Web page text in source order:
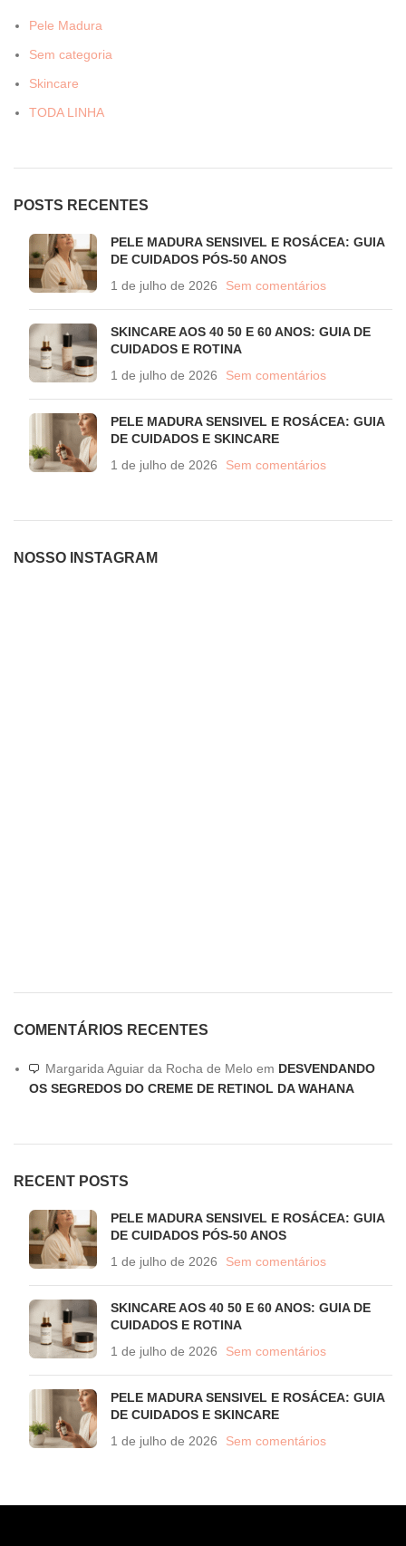
Pele Madura
Sem categoria
Skincare
TODA LINHA
POSTS RECENTES
PELE MADURA SENSIVEL E ROSÁCEA: GUIA
DE CUIDADOS PÓS-50 ANOS
1 de julho de 2026
Sem comentários
SKINCARE AOS 40 50 E 60 ANOS: GUIA DE
CUIDADOS E ROTINA
1 de julho de 2026
Sem comentários
PELE MADURA SENSIVEL E ROSÁCEA: GUIA
DE CUIDADOS E SKINCARE
1 de julho de 2026
Sem comentários
NOSSO INSTAGRAM
COMENTÁRIOS RECENTES
Margarida Aguiar da Rocha de Melo em DESVENDANDO
OS SEGREDOS DO CREME DE RETINOL DA WAHANA
RECENT POSTS
PELE MADURA SENSIVEL E ROSÁCEA: GUIA
DE CUIDADOS PÓS-50 ANOS
1 de julho de 2026
Sem comentários
SKINCARE AOS 40 50 E 60 ANOS: GUIA DE
CUIDADOS E ROTINA
1 de julho de 2026
Sem comentários
PELE MADURA SENSIVEL E ROSÁCEA: GUIA
DE CUIDADOS E SKINCARE
1 de julho de 2026
Sem comentários